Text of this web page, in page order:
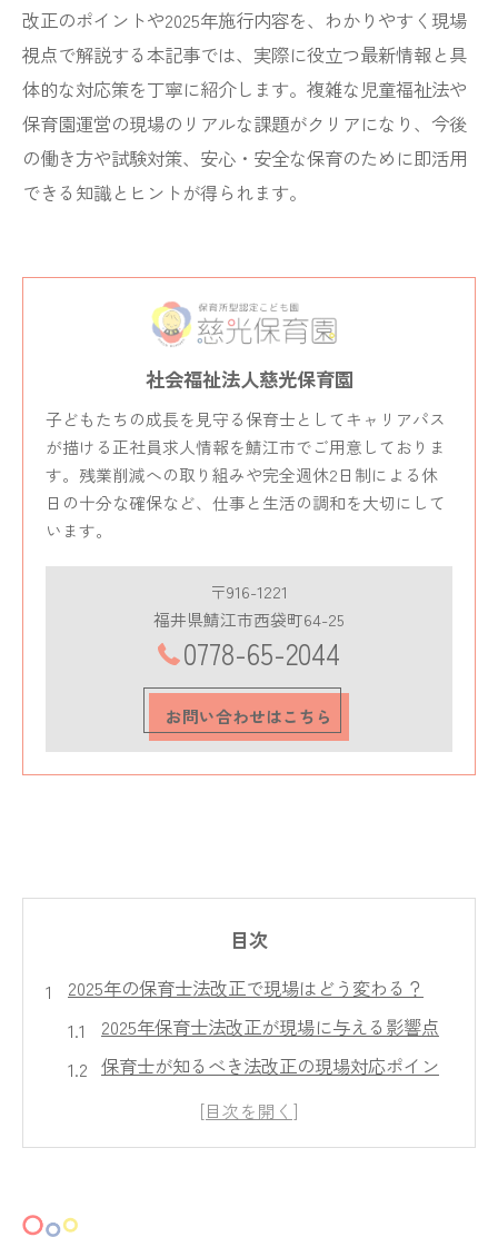
改正のポイントや2025年施行内容を、わかりやすく現場
視点で解説する本記事では、実際に役立つ最新情報と具
体的な対応策を丁寧に紹介します。複雑な児童福祉法や
保育園運営の現場のリアルな課題がクリアになり、今後
の働き方や試験対策、安心・安全な保育のために即活用
できる知識とヒントが得られます。
社会福祉法人慈光保育園
子どもたちの成長を見守る保育士としてキャリアパス
が描ける正社員求人情報を鯖江市でご用意しておりま
す。残業削減への取り組みや完全週休2日制による休
日の十分な確保など、仕事と生活の調和を大切にして
います。
〒916-1221
福井県鯖江市西袋町64-25
0778-65-2044
お問い合わせはこちら
目次
2025年の保育士法改正で現場はどう変わる？
2025年保育士法改正が現場に与える影響点
保育士が知るべき法改正の現場対応ポイン